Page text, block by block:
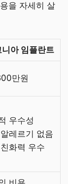
을 자세히 살
니아 임플란트
만원
우수성
레르기 없음
화력 우수